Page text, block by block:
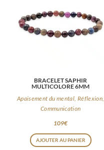
BRACELET SAPHIR
MULTICOLORE 6MM
Apaisement du mental, Réflexion,
Communication
109€
AJOUTER AU PANIER